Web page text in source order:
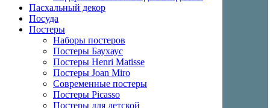
Пасхальный декор
Посуда
Постеры
Наборы постеров
Постеры Баухаус
Постеры Henri Matisse
Постеры Joan Miro
Современные постеры
Постеры Picasso
Постеры для детской